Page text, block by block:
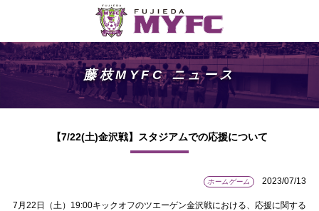
藤枝MYFC ニュース
【7/22(土)金沢戦】スタジアムでの応援について
ホームゲーム 2023/07/13
7月22日（土）19:00キックオフのツエーゲン金沢戦における、応援に関する